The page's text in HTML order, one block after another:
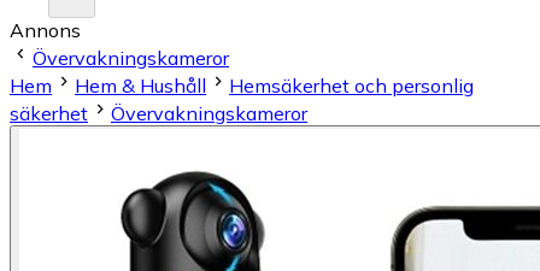
Annons
Övervakningskameror
Hem
Hem & Hushåll
Hemsäkerhet och personlig
säkerhet
Övervakningskameror